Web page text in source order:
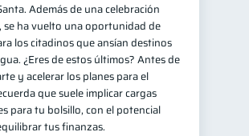
Además de una celebración
se ha vuelto una oportunidad de
los citadinos que ansían destinos
¿Eres de estos últimos? Antes de
y acelerar los planes para el
que suele implicar cargas
para tu bolsillo, con el potencial
tus finanzas.